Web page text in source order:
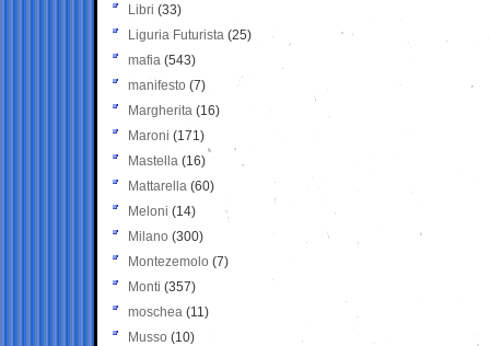
Libri (33)
Liguria Futurista (25)
mafia (543)
manifesto (7)
Margherita (16)
Maroni (171)
Mastella (16)
Mattarella (60)
Meloni (14)
Milano (300)
Montezemolo (7)
Monti (357)
moschea (11)
Musso (10)